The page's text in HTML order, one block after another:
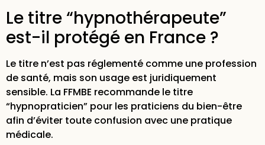
Le titre “hypnothérapeute”
est-il protégé en France ?
Le titre n’est pas réglementé comme une profession
de santé, mais son usage est juridiquement
sensible. La FFMBE recommande le titre
“hypnopraticien” pour les praticiens du bien-être
afin d’éviter toute confusion avec une pratique
médicale.